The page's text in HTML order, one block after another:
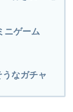
ニゲーム
なガチャ